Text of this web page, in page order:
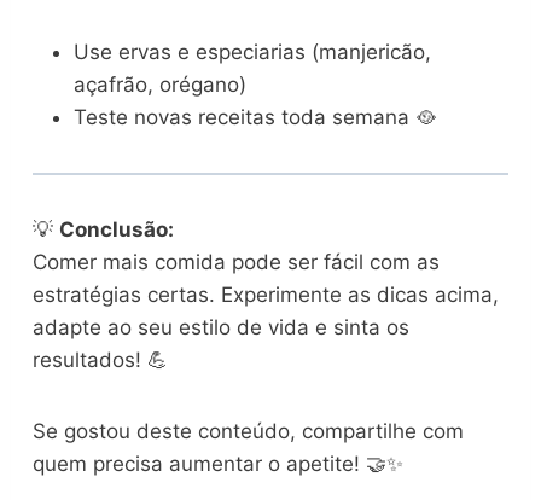
Use ervas e especiarias (manjericão,
açafrão, orégano)
Teste novas receitas toda semana 🥘
💡 Conclusão:
Comer mais comida pode ser fácil com as
estratégias certas. Experimente as dicas acima,
adapte ao seu estilo de vida e sinta os
resultados! 💪
Se gostou deste conteúdo, compartilhe com
quem precisa aumentar o apetite! 🤝✨